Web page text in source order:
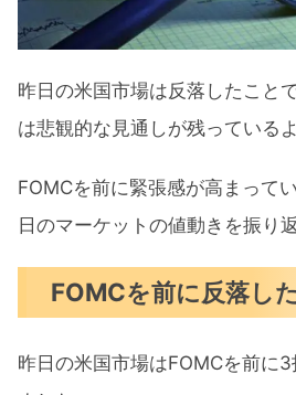
10月の為替介入は６
昨日発表された注目
今週の注目決算
レンドに転換か まとめ
昨日の米国市場は反落したこと
は悲観的な見通しが残っているよ
FOMCを前に緊張感が高まって
日のマーケットの値動きを振り
FOMCを前に反落し
昨日の米国市場はFOMCを前に